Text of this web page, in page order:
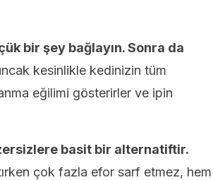
bir şey bağlayın. Sonra da
kesinlikle kedinizin tüm
eğilimi gösterirler ve ipin
basit bir alternatiftir.
çok fazla efor sarf etmez, hem